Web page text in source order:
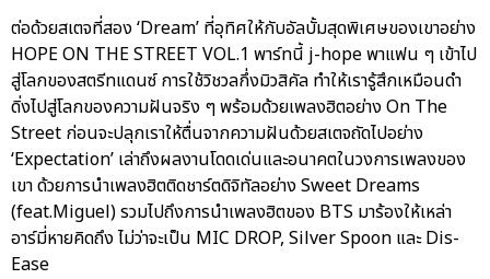
ต่อด้วยสเตจที่สอง ‘Dream’ ที่อุทิศให้กับอัลบั้มสุดพิเศษของเขาอย่าง
HOPE ON THE STREET VOL.1 พาร์ทนี้ j-hope พาแฟน ๆ เข้าไป
สู่โลกของสตรีทแดนซ์ การใช้วิชวลกึ่งมิวสิคัล ทำให้เรารู้สึกเหมือนดำ
ดิ่งไปสู่โลกของความฝันจริง ๆ พร้อมด้วยเพลงฮิตอย่าง On The
Street ก่อนจะปลุกเราให้ตื่นจากความฝันด้วยสเตจถัดไปอย่าง
‘Expectation’ เล่าถึงผลงานโดดเด่นและอนาคตในวงการเพลงของ
เขา ด้วยการนำเพลงฮิตติดชาร์ตดิจิทัลอย่าง Sweet Dreams
(feat.Miguel) รวมไปถึงการนำเพลงฮิตของ BTS มาร้องให้เหล่า
อาร์มี่หายคิดถึง ไม่ว่าจะเป็น MIC DROP, Silver Spoon และ Dis-
Ease